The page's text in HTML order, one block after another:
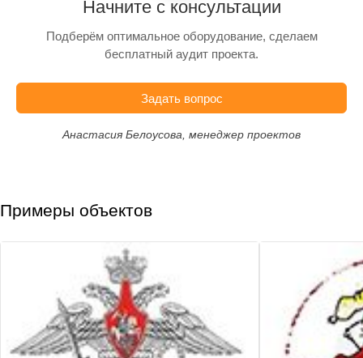
Начните с консультации
Подберём оптимальное оборудование, сделаем
бесплатный аудит проекта.
Задать вопрос
Анастасия Белоусова, менеджер проектов
Примеры объектов